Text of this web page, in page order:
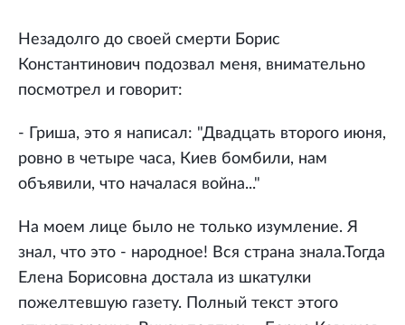
Незадолго до своей смерти Борис
Константинович подозвал меня, внимательно
посмотрел и говорит:
- Гриша, это я написал: "Двадцать второго июня,
ровно в четыре часа, Киев бомбили, нам
объявили, что началася война..."
На моем лице было не только изумление. Я
знал, что это - народное! Вся страна знала.Тогда
Елена Борисовна достала из шкатулки
пожелтевшую газету. Полный текст этого